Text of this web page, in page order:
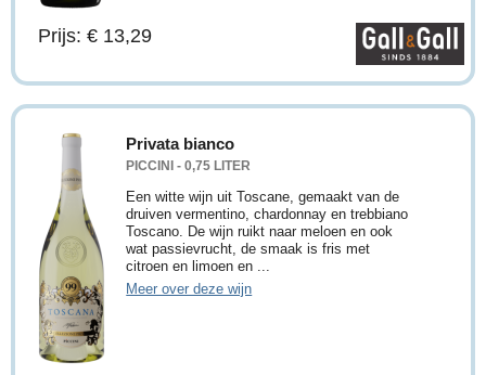
Prijs: € 13,29
Privata bianco
PICCINI - 0,75 LITER
Een witte wijn uit Toscane, gemaakt van de
druiven vermentino, chardonnay en trebbiano
Toscano. De wijn ruikt naar meloen en ook
wat passievrucht, de smaak is fris met
citroen en limoen en ...
Meer over deze wijn